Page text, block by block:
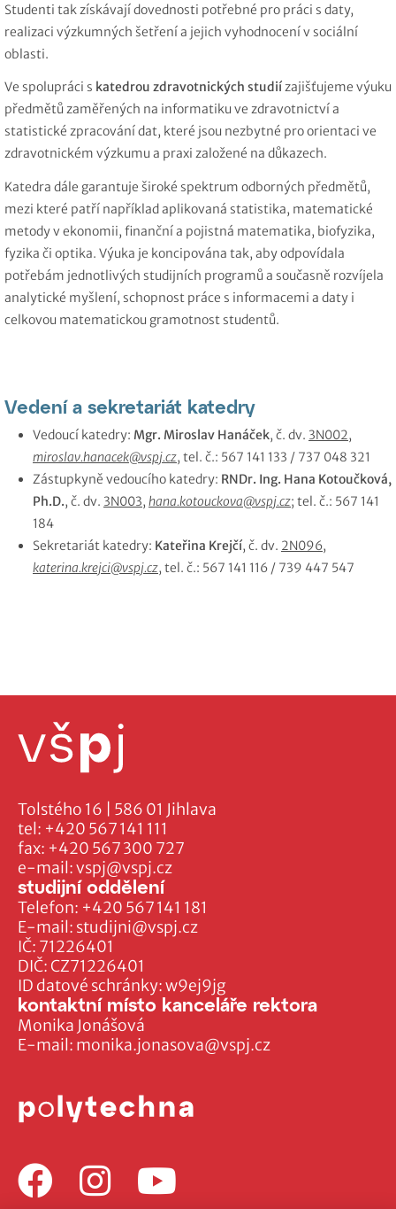
Studenti tak získávají dovednosti potřebné pro práci s daty,
realizaci výzkumných šetření a jejich vyhodnocení v sociální
oblasti.
Ve spolupráci s katedrou zdravotnických studiízajišťujeme výuku
předmětů zaměřených na informatiku ve zdravotnictví a
statistické zpracování dat, které jsou nezbytné pro orientaci ve
zdravotnickém výzkumu a praxi založené na důkazech.
Katedra dále garantuje široké spektrum odborných předmětů,
mezi které patří například aplikovaná statistika, matematické
metody v ekonomii, finanční a pojistná matematika, biofyzika,
fyzika či optika. Výuka je koncipována tak, aby odpovídala
potřebám jednotlivých studijních programů a současně rozvíjela
analytické myšlení, schopnost práce s informacemi a daty i
celkovou matematickou gramotnost studentů.
Vedení a sekretariát katedry
Vedoucí katedry: Mgr. Miroslav Hanáček, č. dv. 3N002,
miroslav.hanacek@vspj.cz, tel. č.: 567 141 133 / 737 048 321
Zástupkyně vedoucího katedry: RNDr. Ing. Hana Kotoučková,
Ph.D., č. dv. 3N003, hana.kotouckova@vspj.cz; tel. č.: 567 141
184
Sekretariát katedry: Kateřina Krejčí, č. dv. 2N096,
katerina.krejci@vspj.cz, tel. č.: 567 141 116 / 739 447 547
Tolstého 16 | 586 01 Jihlava
tel: +420 567 141 111
fax: +420 567 300 727
e-mail:vspj@vspj.cz
IČ: 71226401
DIČ: CZ71226401
ID datové schránky: w9ej9jg
studijní oddělení
Telefon: +420 567 141 181
E-mail: studijni@vspj.cz
kontaktní místo kanceláře rektora
Monika Jonášová
E-mail: monika.jonasova@vspj.cz